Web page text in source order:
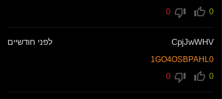
0
CpjJwWHV לפני חודשיים
1GO4OSBPAHL0
0